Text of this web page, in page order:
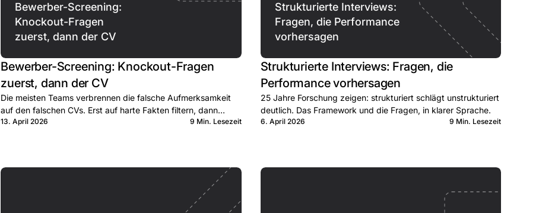
Bewerber-Screening:
Knockout-Fragen
zuerst, dann der CV
Bewerber-Screening: Knockout-Fragen
zuerst, dann der CV
Die meisten Teams verbrennen die falsche Aufmerksamkeit
auf den falschen CVs. Erst auf harte Fakten filtern, dann
echte Zeit im qualifizierten Pool.
13. April 2026 9 Min. Lesezeit
Strukturierte Interviews:
Fragen, die Performance
vorhersagen
Strukturierte Interviews: Fragen, die
Performance vorhersagen
25 Jahre Forschung zeigen: strukturiert schlägt unstrukturiert
deutlich. Das Framework und die Fragen, in klarer Sprache.
6. April 2026 9 Min. Lesezeit